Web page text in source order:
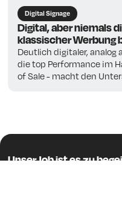
Digital Signage
Digital, aber niemals
klassischer Werbung
Deutlich digitaler, analog
die top Performance im
of Sale - macht den
Unser Job ist es zu